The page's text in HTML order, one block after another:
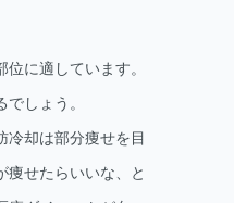
に適しています。
しょう。
冷却は部分痩せを目
せたらいいな、と